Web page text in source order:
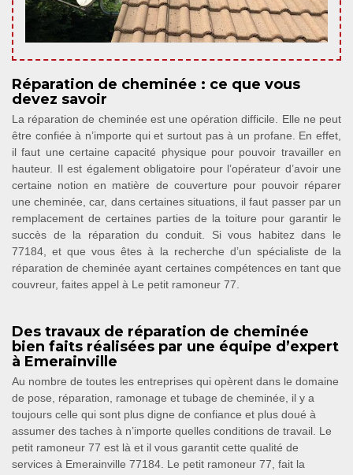
Réparation de cheminée : ce que vous
devez savoir
La réparation de cheminée est une opération difficile. Elle ne peut
être confiée à n’importe qui et surtout pas à un profane. En effet,
il faut une certaine capacité physique pour pouvoir travailler en
hauteur. Il est également obligatoire pour l’opérateur d’avoir une
certaine notion en matière de couverture pour pouvoir réparer
une cheminée, car, dans certaines situations, il faut passer par un
remplacement de certaines parties de la toiture pour garantir le
succès de la réparation du conduit. Si vous habitez dans le
77184, et que vous êtes à la recherche d’un spécialiste de la
réparation de cheminée ayant certaines compétences en tant que
couvreur, faites appel à Le petit ramoneur 77.
Des travaux de réparation de cheminée
bien faits réalisées par une équipe d’expert
à Emerainville
Au nombre de toutes les entreprises qui opèrent dans le domaine
de pose, réparation, ramonage et tubage de cheminée, il y a
toujours celle qui sont plus digne de confiance et plus doué à
assumer des taches à n’importe quelles conditions de travail. Le
petit ramoneur 77 est là et il vous garantit cette qualité de
services à Emerainville 77184. Le petit ramoneur 77, fait la